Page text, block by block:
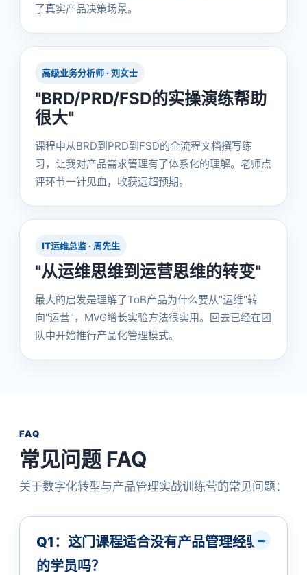
了真实产品决策场景。
高级业务分析师 · 刘女士
"BRD/PRD/FSD的实操演练帮助
很大"
课程中从BRD到PRD到FSD的全流程文档撰写练
习，让我对产品需求管理有了体系化的理解。老师点
评环节一针见血，收获远超预期。
IT运维总监 · 周先生
"从运维思维到运营思维的转变"
最大的启发是理解了ToB产品为什么要从"运维"转
向"运营"，MVG增长实验方法很实用。回去已经在团
队中开始推行产品化管理模式。
FAQ
常见问题 FAQ
关于数字化转型与产品管理实战训练营的常见问题：
Q1：这门课程适合没有产品管理经验
的学员吗？